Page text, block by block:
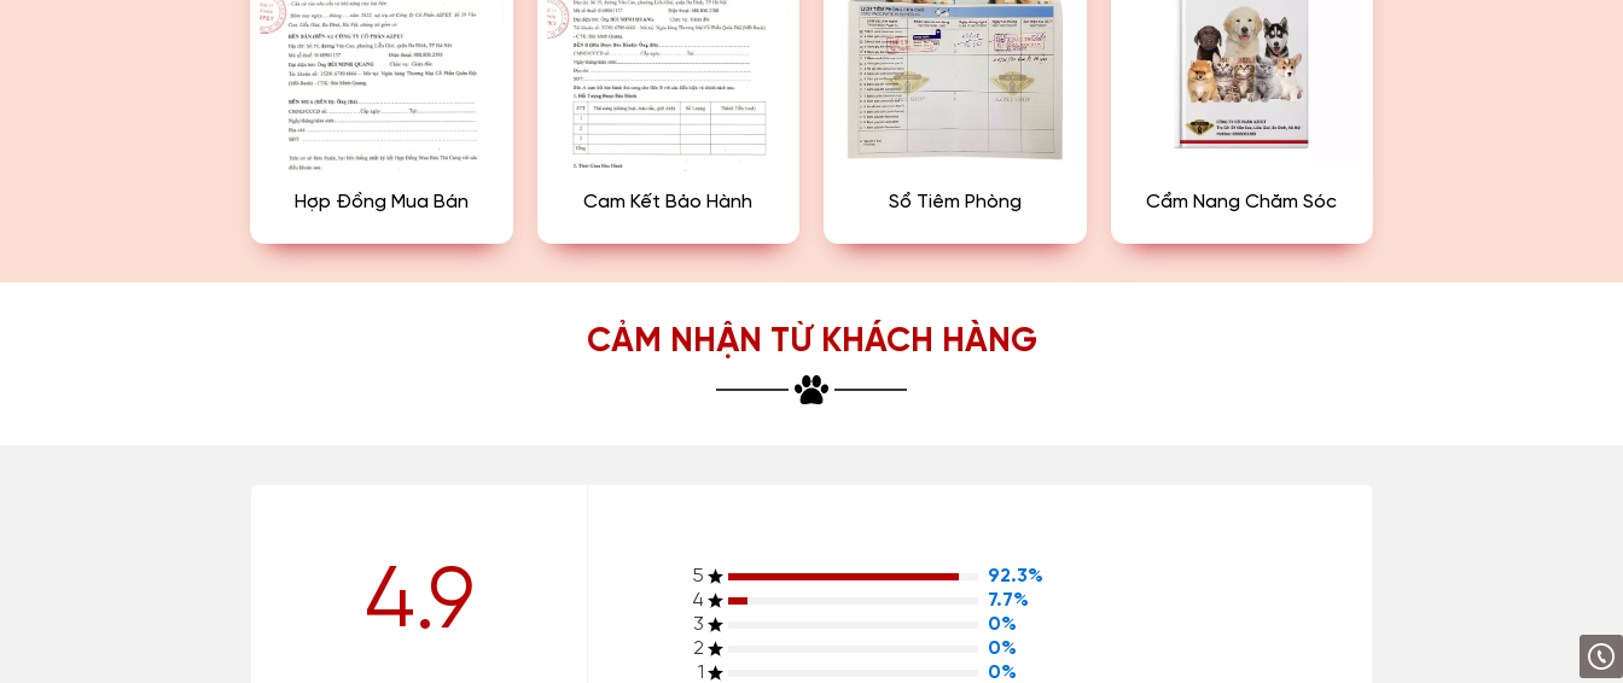
Hợp Đồng Mua Bán Cam Kết Bảo Hành Sổ Tiêm Phòng Cẩm Nang Chăm Sóc
CẢM NHẬN TỪ KHÁCH HÀNG
4.9 5
92.3%
4
7.7%
3
0%
2
0%
1
0%